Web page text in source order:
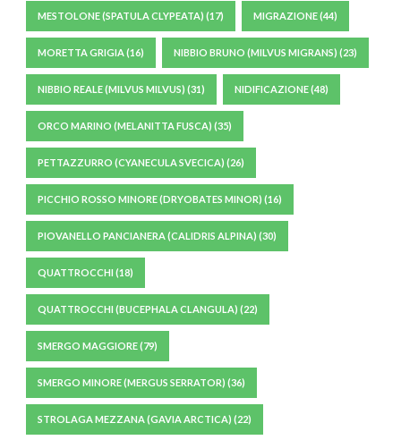
MESTOLONE (SPATULA CLYPEATA) (17) MIGRAZIONE(44)
MORETTA GRIGIA(16) NIBBIO BRUNO (MILVUS MIGRANS) (23)
NIBBIO REALE (MILVUS MILVUS) (31) NIDIFICAZIONE(48)
ORCO MARINO (MELANITTA FUSCA) (35)
PETTAZZURRO (CYANECULA SVECICA) (26)
PICCHIO ROSSO MINORE (DRYOBATES MINOR) (16)
PIOVANELLO PANCIANERA (CALIDRIS ALPINA) (30)
QUATTROCCHI (18)
QUATTROCCHI (BUCEPHALA CLANGULA) (22)
SMERGO MAGGIORE(79)
SMERGO MINORE (MERGUS SERRATOR) (36)
STROLAGA MEZZANA (GAVIA ARCTICA) (22)